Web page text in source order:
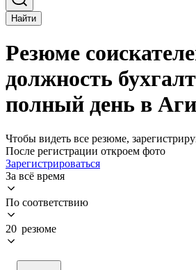
Найти
Резюме
должность
полный день в
Чтобы видеть все резюме,
После регистрации откроем фото
Зарегистрироваться
За всё время
По соответствию
20 резюме